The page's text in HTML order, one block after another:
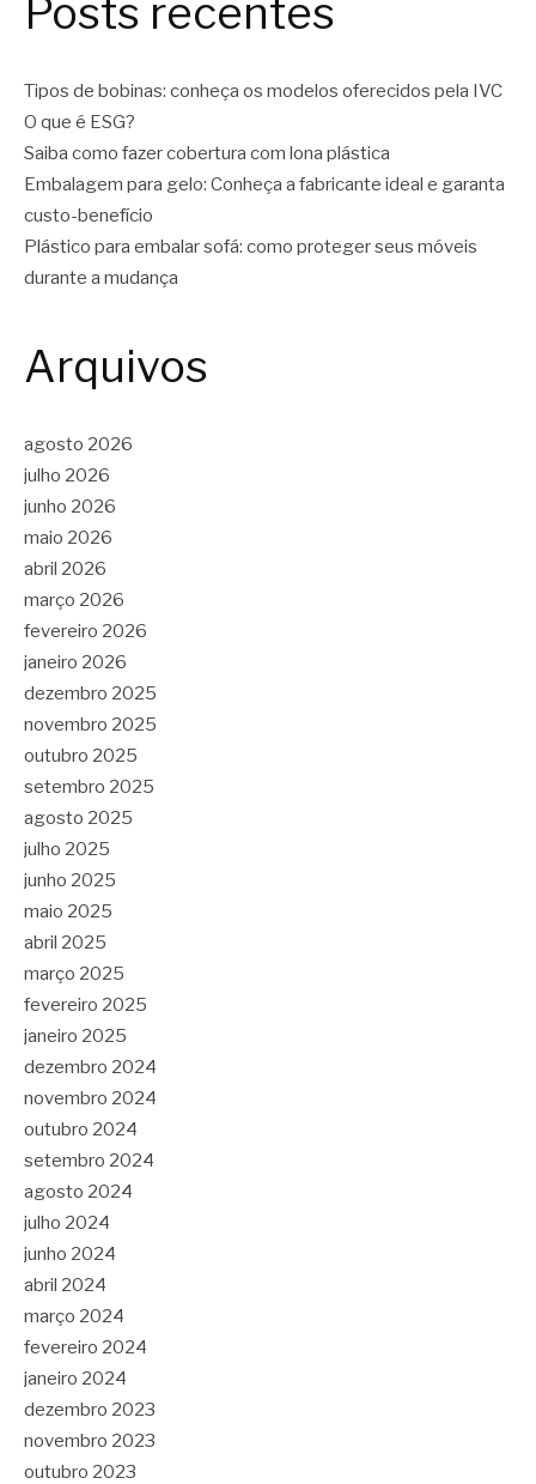
Posts recentes
Tipos de bobinas: conheça os modelos oferecidos pela IVC
O que é ESG?
Saiba como fazer cobertura com lona plástica
Embalagem para gelo: Conheça a fabricante ideal e garanta
custo-benefício
Plástico para embalar sofá: como proteger seus móveis
durante a mudança
Arquivos
agosto 2026
julho 2026
junho 2026
maio 2026
abril 2026
março 2026
fevereiro 2026
janeiro 2026
dezembro 2025
novembro 2025
outubro 2025
setembro 2025
agosto 2025
julho 2025
junho 2025
maio 2025
abril 2025
março 2025
fevereiro 2025
janeiro 2025
dezembro 2024
novembro 2024
outubro 2024
setembro 2024
agosto 2024
julho 2024
junho 2024
abril 2024
março 2024
fevereiro 2024
janeiro 2024
dezembro 2023
novembro 2023
outubro 2023